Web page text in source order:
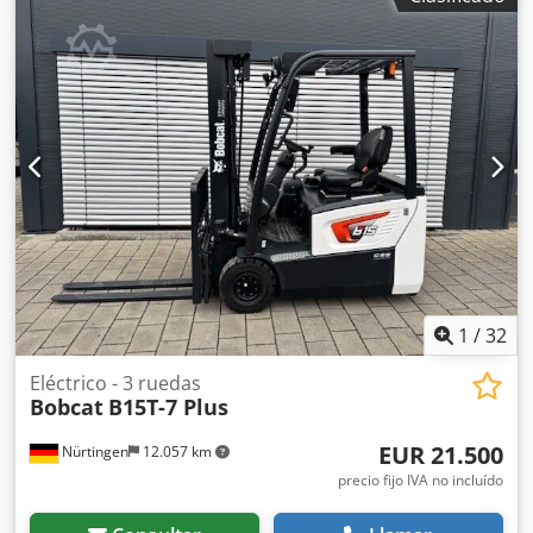
1 /32
Nürtingen 12.057 km
Eléctrico - 3 ruedas
Bobcat B15T-7 Plus
EUR 21.500
precio fijo IVA no incluído